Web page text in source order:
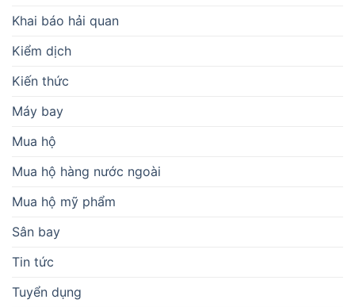
Khai báo hải quan
Kiểm dịch
Kiến thức
Máy bay
Mua hộ
Mua hộ hàng nước ngoài
Mua hộ mỹ phẩm
Sân bay
Tin tức
Tuyển dụng